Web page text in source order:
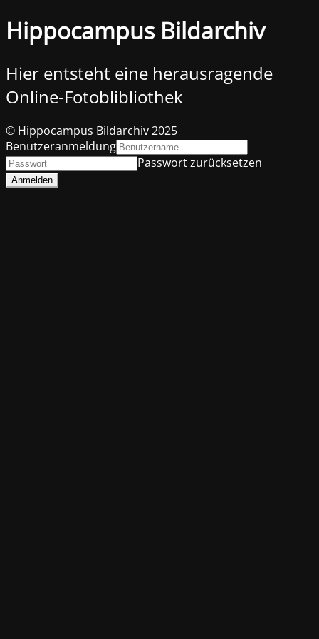
Hippocampus Bildarchiv
Hier entsteht eine herausragende
Online-Fotoblibliothek
© Hippocampus Bildarchiv 2025
Benutzeranmeldung
Passwort zurücksetzen